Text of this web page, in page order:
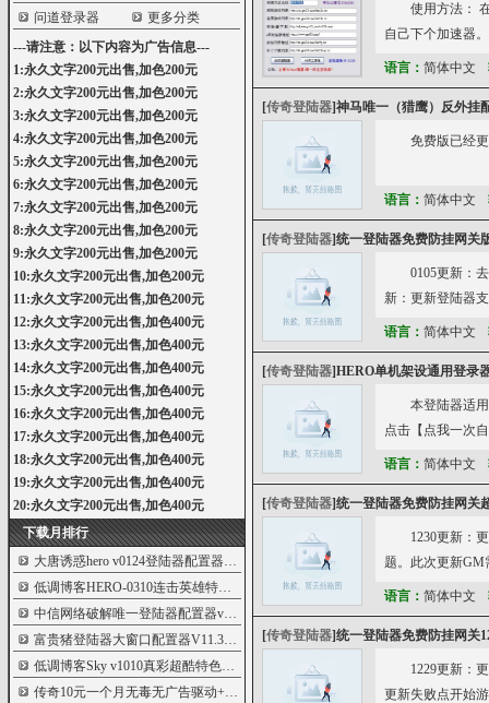
问道登录器
更多分类
---请注意：以下内容为广告信息---
1:永久文字200元出售,加色200元
2:永久文字200元出售,加色200元
3:永久文字200元出售,加色200元
4:永久文字200元出售,加色200元
5:永久文字200元出售,加色200元
6:永久文字200元出售,加色200元
7:永久文字200元出售,加色200元
8:永久文字200元出售,加色200元
9:永久文字200元出售,加色200元
10:永久文字200元出售,加色200元
11:永久文字200元出售,加色200元
12:永久文字200元出售,加色400元
13:永久文字200元出售,加色400元
14:永久文字200元出售,加色400元
15:永久文字200元出售,加色400元
16:永久文字200元出售,加色400元
17:永久文字200元出售,加色400元
18:永久文字200元出售,加色400元
19:永久文字200元出售,加色400元
20:永久文字200元出售,加色400元
下载月排行
大唐诱惑hero v0124登陆器配置器内挂版
5995
低调博客HERO-0310连击英雄特色登陆器
5982
中信网络破解唯一登陆器配置器v4.0版
5977
富贵猪登陆器大窗口配置器V11.3版 5965
低调博客Sky v1010真彩超酷特色界面登录器
5960
传奇10元一个月无毒无广告驱动+内存+云端
5944
使用方法：
自己下个加速器
语言： 简体中文
[传奇登陆器]神马唯一（猎鹰）反外挂
免费版已经
语言： 简体中文
[传奇登陆器]统一登陆器免费防挂网关
0105更新：
新：更新登陆器
语言： 简体中文
[传奇登陆器]HERO单机架设通用登录
本登陆器适
点击【点我一次
语言： 简体中文
[传奇登陆器]统一登陆器免费防挂网关
1230更新：
题。此次更新GM
语言： 简体中文
[传奇登陆器]统一登陆器免费防挂网关
1229更新：
更新失败点开始